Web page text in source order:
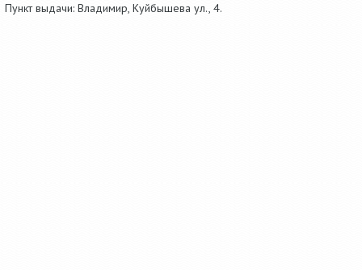
Пункт выдачи: Владимир, Куйбышева ул., 4.